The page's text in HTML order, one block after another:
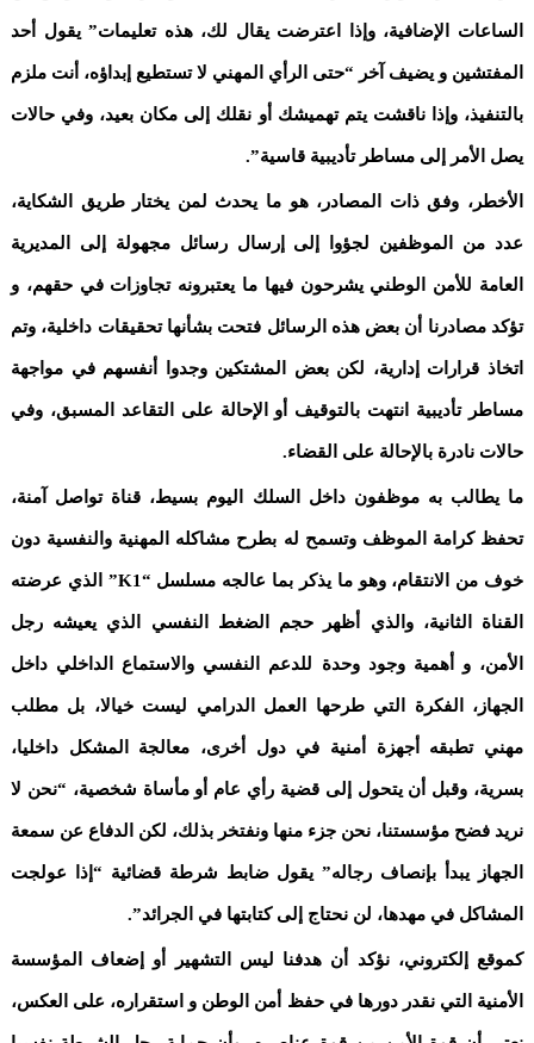
الساعات الإضافية، وإذا اعترضت يقال لك، هذه تعليمات” يقول أحد
المفتشين و يضيف آخر “حتى الرأي المهني لا تستطيع إبداؤه، أنت ملزم
بالتنفيذ، وإذا ناقشت يتم تهميشك أو نقلك إلى مكان بعيد، وفي حالات
يصل الأمر إلى مساطر تأديبية قاسية”.
الأخطر، وفق ذات المصادر، هو ما يحدث لمن يختار طريق الشكاية،
عدد من الموظفين لجؤوا إلى إرسال رسائل مجهولة إلى المديرية
العامة للأمن الوطني يشرحون فيها ما يعتبرونه تجاوزات في حقهم، و
تؤكد مصادرنا أن بعض هذه الرسائل فتحت بشأنها تحقيقات داخلية، وتم
اتخاذ قرارات إدارية، لكن بعض المشتكين وجدوا أنفسهم في مواجهة
مساطر تأديبية انتهت بالتوقيف أو الإحالة على التقاعد المسبق، وفي
حالات نادرة بالإحالة على القضاء.
ما يطالب به موظفون داخل السلك اليوم بسيط، قناة تواصل آمنة،
تحفظ كرامة الموظف وتسمح له بطرح مشاكله المهنية والنفسية دون
خوف من الانتقام، وهو ما يذكر بما عالجه مسلسل “K1” الذي عرضته
القناة الثانية، والذي أظهر حجم الضغط النفسي الذي يعيشه رجل
الأمن، و أهمية وجود وحدة للدعم النفسي والاستماع الداخلي داخل
الجهاز، الفكرة التي طرحها العمل الدرامي ليست خيالا، بل مطلب
مهني تطبقه أجهزة أمنية في دول أخرى، معالجة المشكل داخليا،
بسرية، وقبل أن يتحول إلى قضية رأي عام أو مأساة شخصية، “نحن لا
نريد فضح مؤسستنا، نحن جزء منها ونفتخر بذلك، لكن الدفاع عن سمعة
الجهاز يبدأ بإنصاف رجاله” يقول ضابط شرطة قضائية “إذا عولجت
المشاكل في مهدها، لن نحتاج إلى كتابتها في الجرائد”.
كموقع إلكتروني، نؤكد أن هدفنا ليس التشهير أو إضعاف المؤسسة
الأمنية التي نقدر دورها في حفظ أمن الوطن و استقراره، على العكس،